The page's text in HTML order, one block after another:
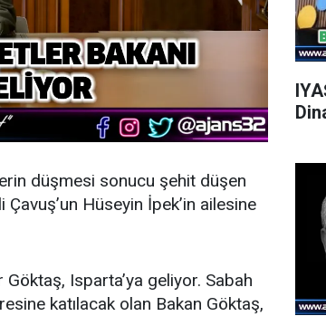
düşmesi sonucu şehit düşen
Hüseyin İpek’in ailesine
Isparta’ya geliyor. Sabah
katılacak olan Bakan Göktaş,